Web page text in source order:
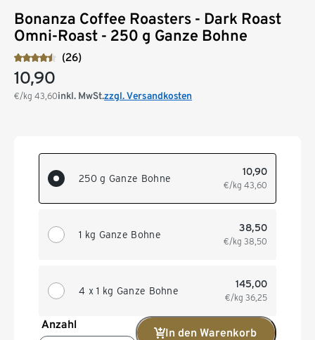
Bonanza Coffee Roasters - Dark Roast
Omni-Roast - 250 g Ganze Bohne
(26)
10,90
€/kg 43,60inkl. MwSt.zzgl. Versandkosten
250 g Ganze Bohne
10,90
€/kg 43,60
1 kg Ganze Bohne
38,50
€/kg 38,50
4 x 1 kg Ganze Bohne
145,00
€/kg 36,25
Anzahl
In den Warenkorb